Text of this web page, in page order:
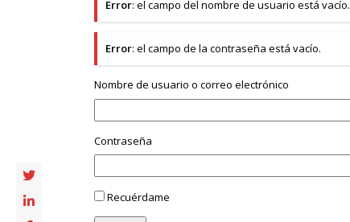
Error: el campo del nombre de usuario está vacío.
Error: el campo de la contraseña está vacío.
Nombre de usuario o correo electrónico
Contraseña
Recuérdame